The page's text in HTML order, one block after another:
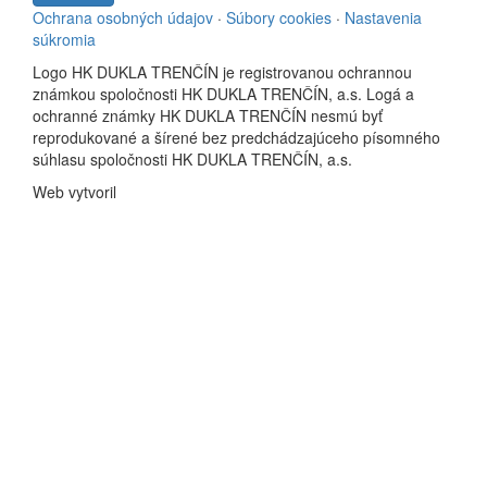
Ochrana osobných údajov · Súbory cookies · Nastavenia
súkromia
Logo HK DUKLA TRENČÍN je registrovanou ochrannou
známkou spoločnosti HK DUKLA TRENČÍN, a.s. Logá a
ochranné známky HK DUKLA TRENČÍN nesmú byť
reprodukované a šírené bez predchádzajúceho písomného
súhlasu spoločnosti HK DUKLA TRENČÍN, a.s.
Web vytvoril